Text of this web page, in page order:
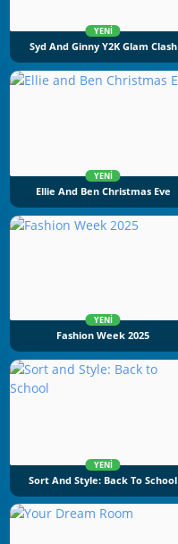
YENI
Syd And Ginny Y2K Glam Clash
YENI
Ellie And Ben Christmas Eve
YENI
Fashion Week 2025
YENI
Sort And Style: Back To School